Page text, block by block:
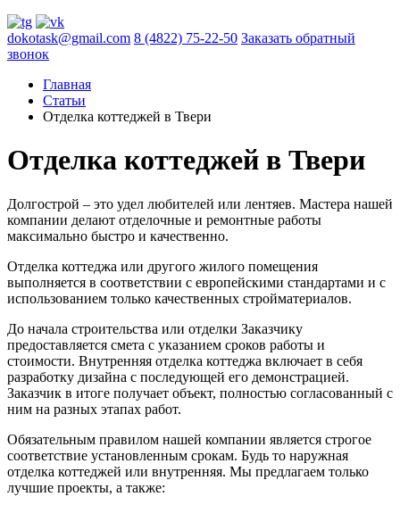
dokotask@gmail.com 8 (4822) 75-22-50 Заказать обратный
звонок
Главная
Статьи
Отделка коттеджей в Твери
Отделка коттеджей в Твери
Долгострой – это удел любителей или лентяев. Мастера нашей
компании делают отделочные и ремонтные работы
максимально быстро и качественно.
Отделка коттеджа или другого жилого помещения
выполняется в соответствии с европейскими стандартами и с
использованием только качественных стройматериалов.
До начала строительства или отделки Заказчику
предоставляется смета с указанием сроков работы и
стоимости. Внутренняя отделка коттеджа включает в себя
разработку дизайна с последующей его демонстрацией.
Заказчик в итоге получает объект, полностью согласованный с
ним на разных этапах работ.
Обязательным правилом нашей компании является строгое
соответствие установленным срокам. Будь то наружная
отделка коттеджей или внутренняя. Мы предлагаем только
лучшие проекты, а также: